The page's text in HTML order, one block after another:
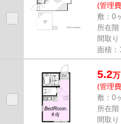
(管理
敷：0
所在
間取り
面積：
5.2万
(管理
敷：0
所在
間取り